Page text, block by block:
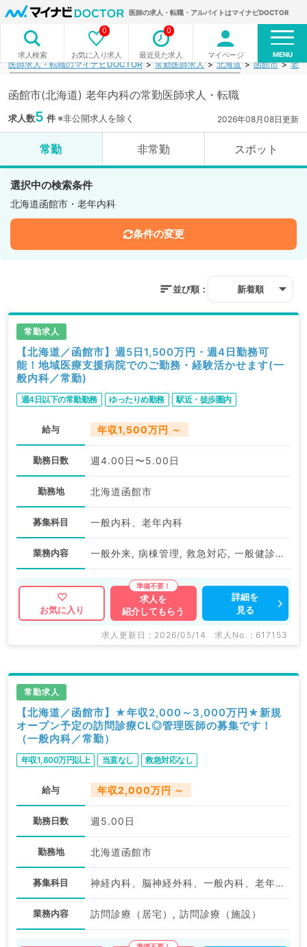
医師の求人・転職・アルバイトはマイナビDOCTOR
求人検索 お気に入り求人
0
最近見た求人
0
マイページ MENU
医師求人・転職のマイナビDOCTOR 常勤医師求人 北海道 函館市 老
函館市(北海道) 老年内科の常勤医師求人・転職
求人数5 件※非公開求人を除く 2026年08月08日更新
常勤 非常勤 スポット
選択中の検索条件
北海道函館市・老年内科
条件の変更
並び順： 新着順
常勤求人
【北海道／函館市】週5日1,500万円・週4日勤務可
能！地域医療支援病院でのご勤務・経験活かせます(一
般内科／常勤)
週4日以下の常勤勤務 ゆったりめ勤務 駅近・徒歩圏内
給与 年収1,500万円 ～
勤務日数 週4.00日〜5.00日
勤務地 北海道函館市
募集科目 一般内科、老年内科
業務内容 一般外来, 病棟管理, 救急対応, 一般健診・人間ドック
お気に入り
求人を
紹介してもらう
詳細を
見る
求人更新日 : 2026/05/14 求人No. : 617153
常勤求人
【北海道／函館市】★年収2,000～3,000万円★新規
オープン予定の訪問診療CL◎管理医師の募集です！
（一般内科／常勤）
年収1,800万円以上 当直なし 救急対応なし
給与 年収2,000万円 ～
勤務日数 週5.00日
勤務地 北海道函館市
募集科目 神経内科、脳神経外科、一般内科、老年内科、外科系全般、一般外科
業務内容 訪問診療（居宅）, 訪問診療（施設）